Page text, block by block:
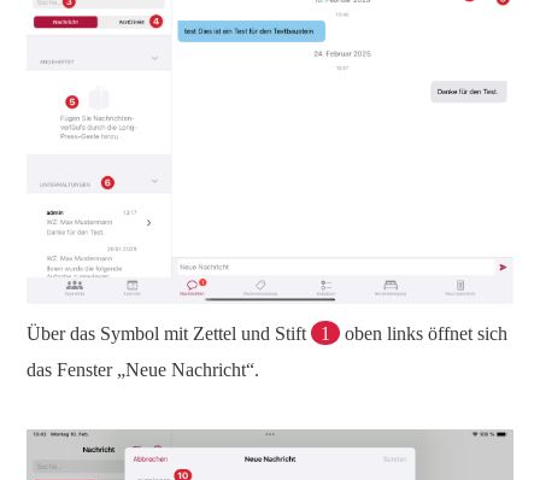
Über das Symbol mit Zettel und Stift 1
oben links öffnet sich
das Fenster „Neue Nachricht“.